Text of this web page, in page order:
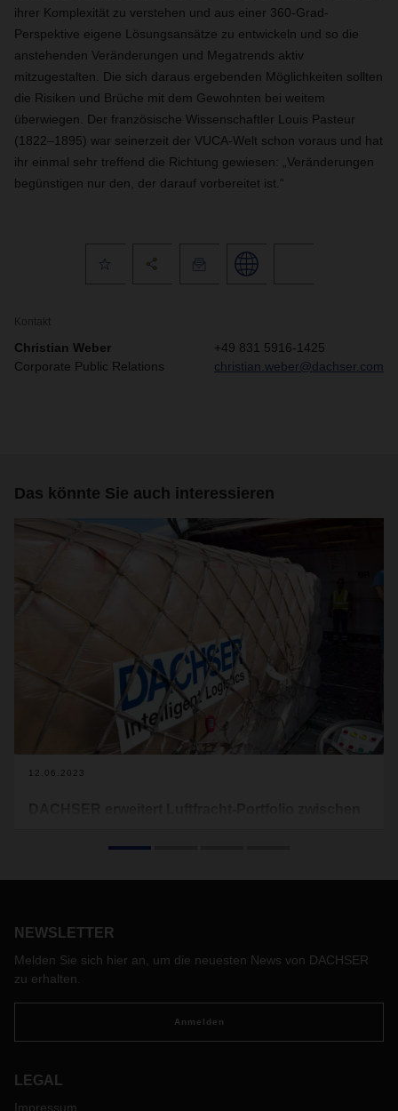
ihrer Komplexität zu verstehen und aus einer 360-Grad-
Perspektive eigene Lösungsansätze zu entwickeln und so die
anstehenden Veränderungen und Megatrends aktiv
mitzugestalten. Die sich daraus ergebenden Möglichkeiten sollten
die Risiken und Brüche mit dem Gewohnten bei weitem
überwiegen. Der französische Wissenschaftler Louis Pasteur
(1822–1895) war seinerzeit der VUCA-Welt schon voraus und hat
ihr einmal sehr treffend die Richtung gewiesen: „Veränderungen
begünstigen nur den, der darauf vorbereitet ist.“
Kontakt
Christian Weber
Corporate Public Relations
+49 831 5916-1425
christian.weber@dachser.com
Das könnte Sie auch interessieren
12.06.2023
Strecke zwischen Singapur und Frankfurt um einen
Stunden sowie dem Zugang zum engmaschigen
NEWSLETTER
Melden Sie sich hier an, um die neuesten News von DACHSER
zu erhalten.
Anmelden
LEGAL
Impressum